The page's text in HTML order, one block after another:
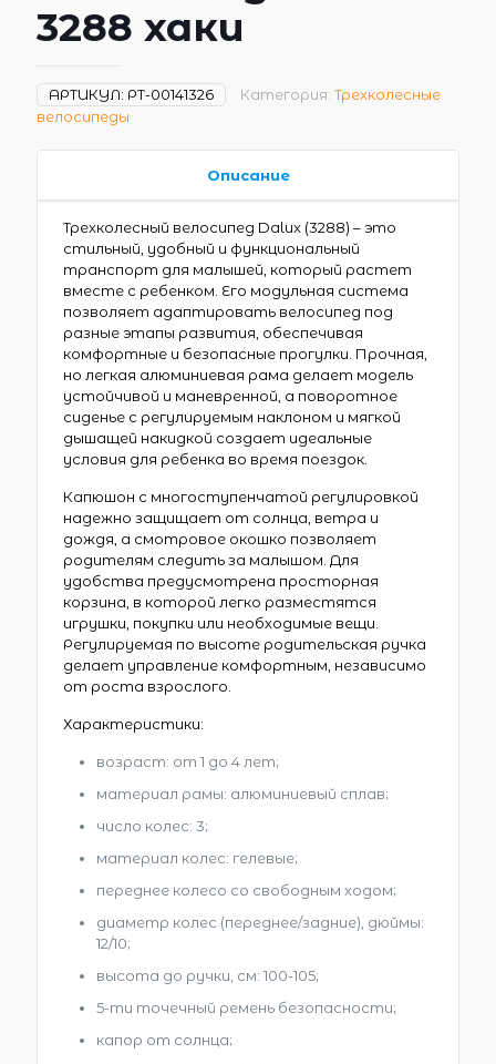
3288 хаки
АРТИКУЛ: РТ-00141326 Категория: Трехколесные
велосипеды
Описание
Трехколесный велосипед Dalux (3288) – это
стильный, удобный и функциональный
транспорт для малышей, который растет
вместе с ребенком. Его модульная система
позволяет адаптировать велосипед под
разные этапы развития, обеспечивая
комфортные и безопасные прогулки. Прочная,
но легкая алюминиевая рама делает модель
устойчивой и маневренной, а поворотное
сиденье с регулируемым наклоном и мягкой
дышащей накидкой создает идеальные
условия для ребенка во время поездок.
Капюшон с многоступенчатой регулировкой
надежно защищает от солнца, ветра и
дождя, а смотровое окошко позволяет
родителям следить за малышом. Для
удобства предусмотрена просторная
корзина, в которой легко разместятся
игрушки, покупки или необходимые вещи.
Регулируемая по высоте родительская ручка
делает управление комфортным, независимо
от роста взрослого.
Характеристики:
возраст: от 1 до 4 лет;
материал рамы: алюминиевый сплав;
число колес: 3;
материал колес: гелевые;
переднее колесо со свободным ходом;
диаметр колес (переднее/задние), дюймы:
12/10;
высота до ручки, см: 100-105;
5-ти точечный ремень безопасности;
капор от солнца;